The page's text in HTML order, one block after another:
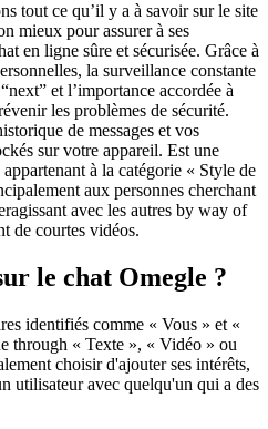
tout ce qu’il y a à savoir sur le site
mieux pour assurer à ses
en ligne sûre et sécurisée. Grâce à
la surveillance constante
et l’importance accordée à
les problèmes de sécurité.
de messages et vos
sur votre appareil. Est une
à la catégorie « Style de
aux personnes cherchant
avec les autres by way of
de courtes vidéos.
le chat Omegle ?
identifiés comme « Vous » et «
through « Texte », « Vidéo » ou
choisir d'ajouter ses intérêts,
utilisateur avec quelqu'un qui a des